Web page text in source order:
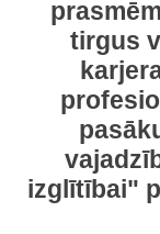
tirgus
izglītībai"